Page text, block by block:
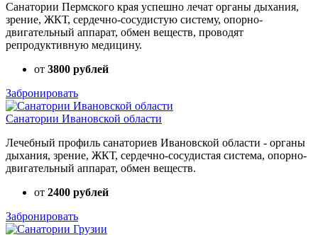
Санатории Пермского края успешно лечат органы дыхания,
зрение, ЖКТ, сердечно-сосудистую систему, опорно-
двигательный аппарат, обмен веществ, проводят
репродуктивную медицину.
от 3800 рублей
Забронировать
Санатории Ивановской области
Лечебный профиль санаториев Ивановской области - органы
дыхания, зрение, ЖКТ, сердечно-сосудистая система, опорно-
двигательный аппарат, обмен веществ.
от 2400 рублей
Забронировать